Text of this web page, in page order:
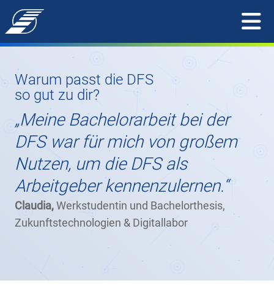
Warum passt die DFS
so gut zu dir?
„Meine Bachelorarbeit bei der
DFS war für mich von großem
Nutzen, um die DFS als
Arbeitgeber kennenzulernen.“
Claudia,Werkstudentin und Bachelorthesis,
Zukunftstechnologien & Digitallabor